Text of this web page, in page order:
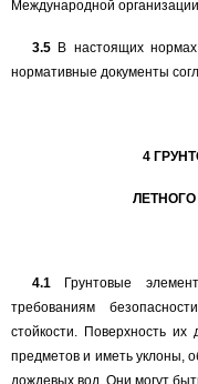
Международной
3.5 В настоящих
нормативные документы
4
4.1
Грунтовые
требованиям
стойкости. Поверхность
предметов и иметь уклоны,
дождевых вод. Они могут